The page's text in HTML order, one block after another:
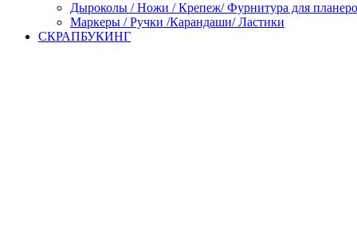
Дыроколы / Ножи / Крепеж/ Фурнитура для
Маркеры / Ручки /Карандаши/ Ластики
СКРАПБУКИНГ